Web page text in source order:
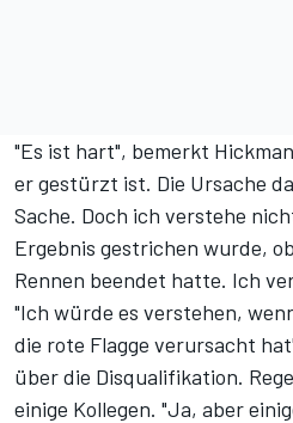
"Es ist hart", bemerkt
er gestürzt ist. Die Ursache
Sache. Doch ich verstehe
Ergebnis gestrichen wurde,
Rennen beendet hatte. Ich
"Ich würde es verstehen,
die rote Flagge verursacht
über die Disqualifikation.
einige Kollegen. "Ja, aber